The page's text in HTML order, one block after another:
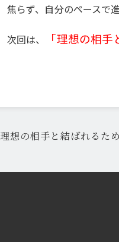
焦らず、自分のペースで
次回は、 「理想の相手
理想の相手と結ばれるた